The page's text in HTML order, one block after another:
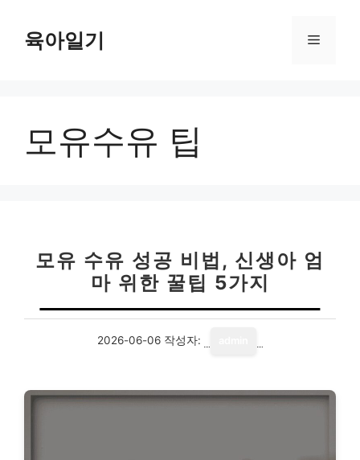
육아일기 메
모유수유 팁
모유 수유 성공 비법, 신생아 엄
마 위한 꿀팁 5가지
2026-06-06 작성자: